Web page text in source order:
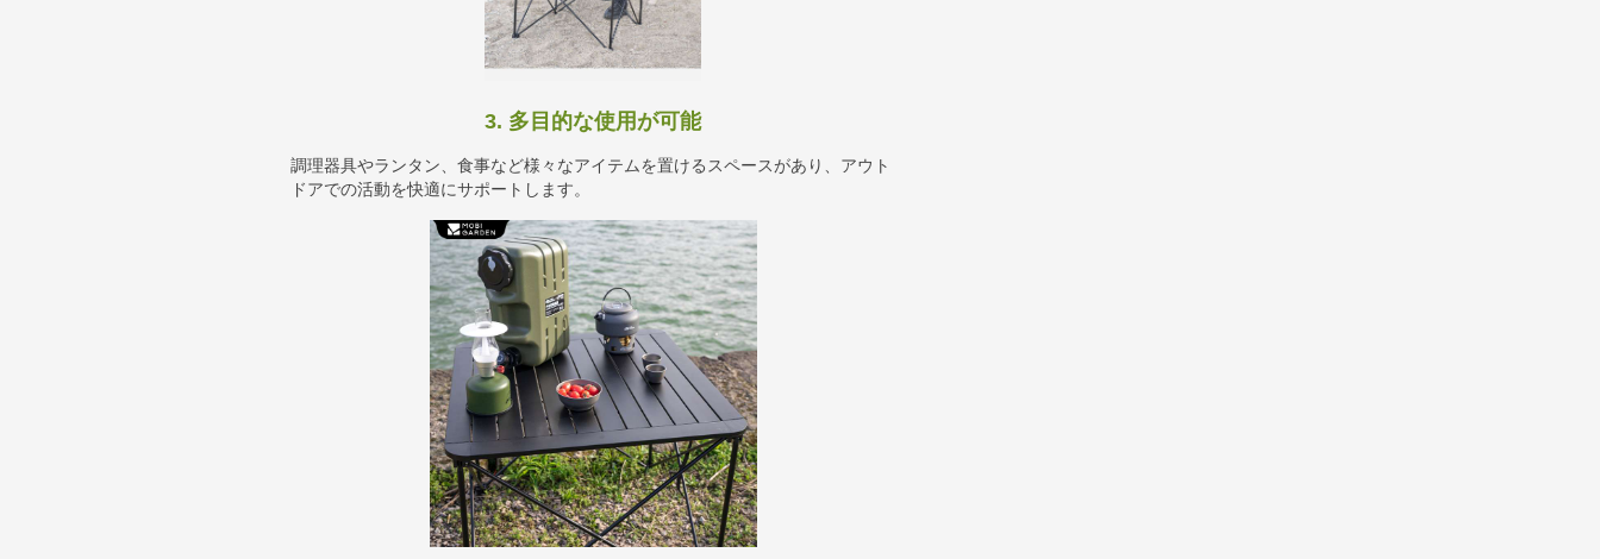
3. 多目的な使用が可能
調理器具やランタン、食事など様々なアイテムを置けるスペースがあり、アウト
ドアでの活動を快適にサポートします。